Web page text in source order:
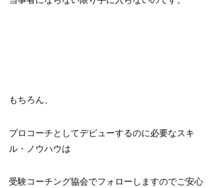
もちろん、
プロコーチとしてデビューするのに必要なスキ
ル・ノウハウは
受験コーチング協会でフォローしますのでご安心